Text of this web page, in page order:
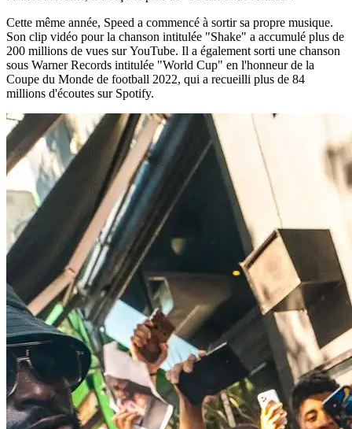
Cette même année, Speed a commencé à sortir sa propre musique.
Son clip vidéo pour la chanson intitulée "Shake" a accumulé plus de
200 millions de vues sur YouTube. Il a également sorti une chanson
sous Warner Records intitulée "World Cup" en l'honneur de la
Coupe du Monde de football 2022, qui a recueilli plus de 84
millions d'écoutes sur Spotify.